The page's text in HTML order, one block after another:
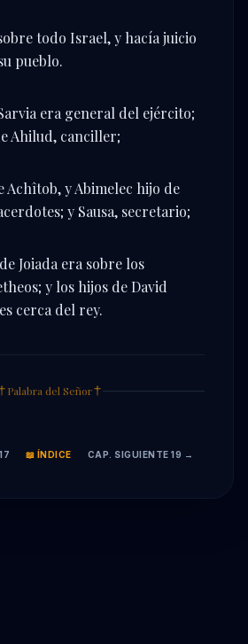
todo Israel, y hacía juicio
pueblo.
era general del ejército;
Ahilud, canciller;
Achîtob, y Abimelec hijo de
y Sausa, secretario;
Joiada era sobre los
y los hijos de David
cerca del rey.
Palabra del Señor
📖 ÍNDICE CAP. SIGUIENTE 19 →